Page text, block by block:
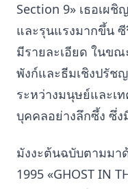
Section 9» เธอเผ
และรุนแรงมากขึ้น
มีรายละเอียด ในขณ
พังก์และธีมเชิงปรัช
ระหว่างมนุษย์และเ
บุคคลอย่างลึกซึ้ง ซึ่
มังงะต้นฉบับตามมา
1995 «GHOST IN